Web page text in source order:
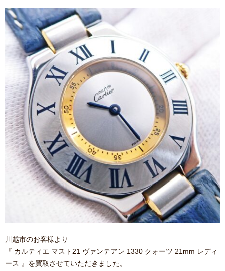
川越市のお客様より
『 カルティエ マスト21 ヴァンテアン 1330 クォーツ 21mm レディ
ース 』を買取させていただきました。